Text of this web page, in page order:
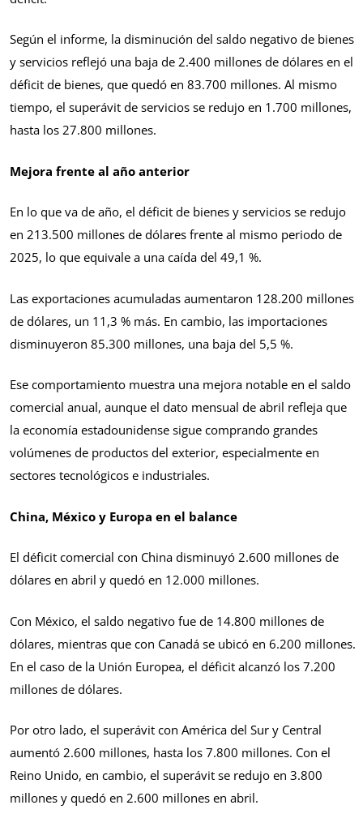
Según el informe, la disminución del saldo negativo de bienes
y servicios reflejó una baja de 2.400 millones de dólares en el
déficit de bienes, que quedó en 83.700 millones. Al mismo
tiempo, el superávit de servicios se redujo en 1.700 millones,
hasta los 27.800 millones.
Mejora frente al año anterior
En lo que va de año, el déficit de bienes y servicios se redujo
en 213.500 millones de dólares frente al mismo periodo de
2025, lo que equivale a una caída del 49,1 %.
Las exportaciones acumuladas aumentaron 128.200 millones
de dólares, un 11,3 % más. En cambio, las importaciones
disminuyeron 85.300 millones, una baja del 5,5 %.
Ese comportamiento muestra una mejora notable en el saldo
comercial anual, aunque el dato mensual de abril refleja que
la economía estadounidense sigue comprando grandes
volúmenes de productos del exterior, especialmente en
sectores tecnológicos e industriales.
China, México y Europa en el balance
El déficit comercial con China disminuyó 2.600 millones de
dólares en abril y quedó en 12.000 millones.
Con México, el saldo negativo fue de 14.800 millones de
dólares, mientras que con Canadá se ubicó en 6.200 millones.
En el caso de la Unión Europea, el déficit alcanzó los 7.200
millones de dólares.
Por otro lado, el superávit con América del Sur y Central
aumentó 2.600 millones, hasta los 7.800 millones. Con el
Reino Unido, en cambio, el superávit se redujo en 3.800
millones y quedó en 2.600 millones en abril.